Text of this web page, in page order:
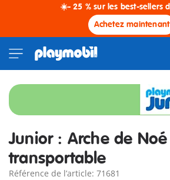
☀️- 25 % sur les best-sellers
Achetez maintenant
Junior : Arche de Noé
transportable
Référence de l’article: 71681